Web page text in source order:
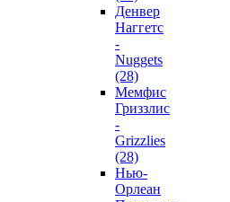
Денвер
Наггетс
-
Nuggets
(28)
Мемфис
Гриззлис
-
Grizzlies
(28)
Нью-
Орлеан